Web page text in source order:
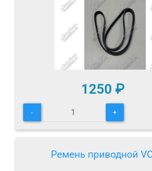
1250 ₽
- +
Ремень приводной